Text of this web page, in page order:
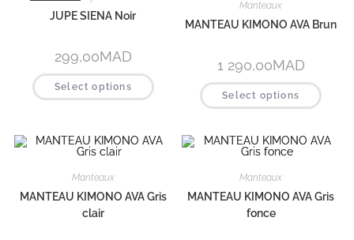
JUPE SIENA Noir
299,00MAD
Select options
Manteaux
MANTEAU KIMONO AVA Brun
1 290,00MAD
Select options
Manteaux
MANTEAU KIMONO AVA Gris
clair
Manteaux
MANTEAU KIMONO AVA Gris
fonce